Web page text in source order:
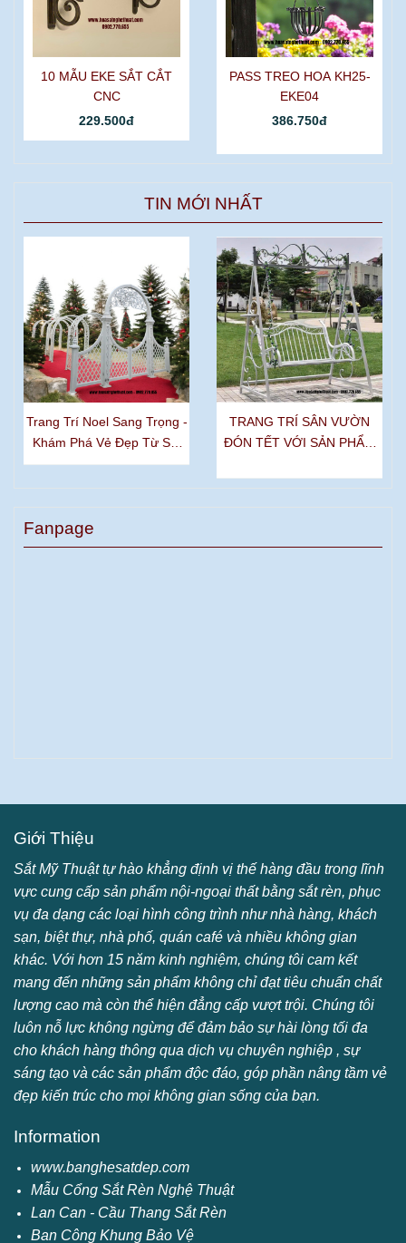
10 MẪU EKE SẮT CẮT
CNC
229.500đ
PASS TREO HOA KH25-
EKE04
386.750đ
TIN MỚI NHẤT
Trang Trí Noel Sang Trọng -
Khám Phá Vẻ Đẹp Từ Sắt
Mỹ Thuật
TRANG TRÍ SÂN VƯỜN
ĐÓN TẾT VỚI SẢN PHẨM
Fanpage
Giới Thiệu
Sắt Mỹ Thuật tự hào khẳng định vị thế hàng đầu trong lĩnh
vực cung cấp sản phẩm nội-ngoại thất bằng sắt rèn, phục
vụ đa dạng các loại hình công trình như nhà hàng, khách
sạn, biệt thự, nhà phố, quán café và nhiều không gian
khác. Với hơn 15 năm kinh nghiệm, chúng tôi cam kết
mang đến những sản phẩm không chỉ đạt tiêu chuẩn chất
lượng cao mà còn thể hiện đẳng cấp vượt trội. Chúng tôi
luôn nỗ lực không ngừng để đảm bảo sự hài lòng tối đa
cho khách hàng thông qua dịch vụ chuyên nghiệp , sự
sáng tạo và các sản phẩm độc đáo, góp phần nâng tầm vẻ
đẹp kiến trúc cho mọi không gian sống của bạn.
Information
www.banghesatdep.com
Mẫu Cổng Sắt Rèn Nghệ Thuật
Lan Can - Cầu Thang Sắt Rèn
Ban Công Khung Bảo Vệ